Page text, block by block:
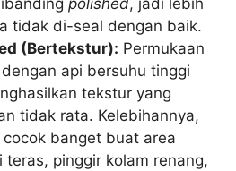
tidak di-seal dengan baik.
(Bertekstur): Permukaan
dengan api bersuhu tinggi
tekstur yang
tidak rata. Kelebihannya,
banget buat area
pinggir kolam renang,